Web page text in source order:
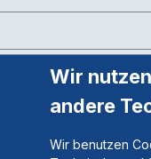
Wir
andere
Wir benutzen